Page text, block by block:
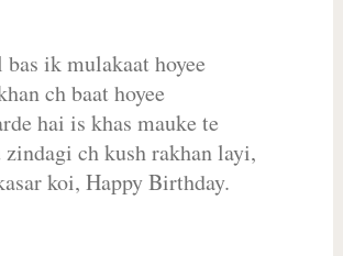
bas ik mulakaat hoyee
ch baat hoyee
hai is khas mauke te
zindagi ch kush rakhan layi,
koi, Happy Birthday.